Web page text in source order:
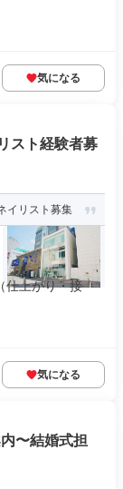
気になる
スト経験者募
イリスト募集
仕上がり・接
気になる
〜結婚式担